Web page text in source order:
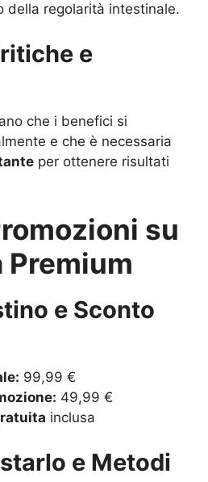
della regolarità intestinale.
e
che i benefici si
e che è necessaria
per ottenere risultati
su
Premium
e Sconto
99,99 €
49,99 €
inclusa
e Metodi